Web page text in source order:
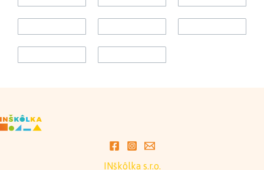
INškôlka s.r.o.